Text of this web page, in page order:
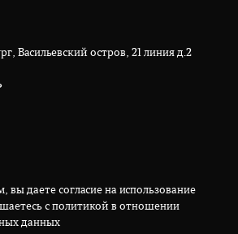
Васильевский остров, 21 линия д.2
вы даете согласие на использование
с политикой в отношении
данных